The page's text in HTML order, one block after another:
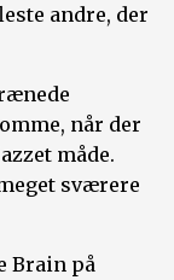
andre, der
når der
måde.
sværere
Brain på